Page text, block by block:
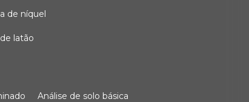
de níquel
latão
análise de solo básica